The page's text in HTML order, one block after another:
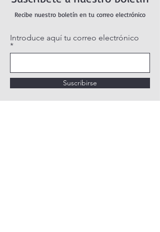
Recibe nuestro boletín en tu correo electrónico
Introduce aquí tu correo electrónico
Suscribirse